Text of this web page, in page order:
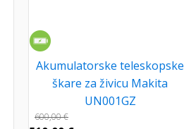
Akumulatorske teleskopske
škare za živicu Makita
UN001GZ
600,00€